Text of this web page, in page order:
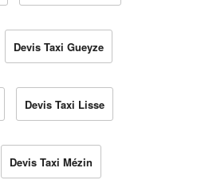
Devis Taxi Gueyze
Devis Taxi Lisse
Devis Taxi Mézin